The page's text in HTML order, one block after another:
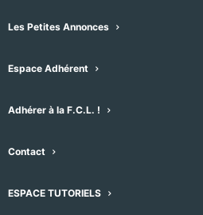
Les Petites Annonces
Espace Adhérent
Adhérer à la F.C.L. !
Contact
ESPACE TUTORIELS